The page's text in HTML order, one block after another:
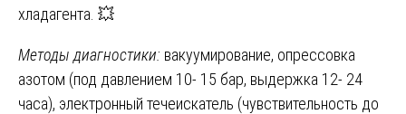
хладагента. 💥
Методы диагностики: вакуумирование, опрессовка
азотом (под давлением 10- 15 бар, выдержка 12- 24
часа), электронный течеискатель (чувствительность до